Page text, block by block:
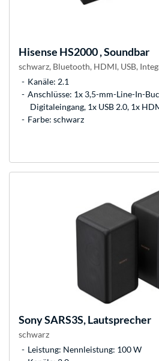
Hisense HS2000 , Soundbar
schwarz, Bluetooth, HDMI, USB,
Kanäle: 2.1
Anschlüsse: 1x 3,5-mm-Line-In-
Digitaleingang, 1x USB 2.0, 1x
Farbe: schwarz
SonySARS3S, Lautsprecher
schwarz
Leistung: Nennleistung: 100 W